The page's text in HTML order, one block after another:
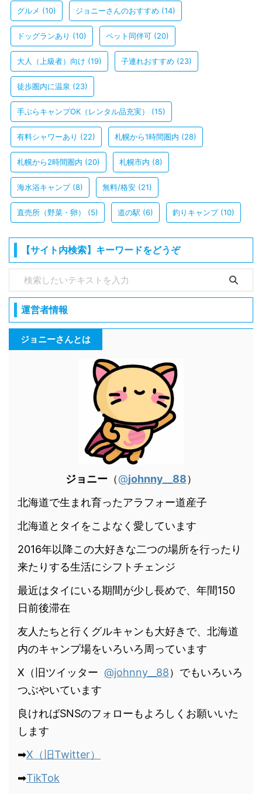
グルメ (10) ジョニーさんのおすすめ (14)
ドッグランあり (10) ペット同伴可 (20)
大人（上級者）向け (19) 子連れおすすめ (23)
徒歩圏内に温泉 (23)
手ぶらキャンプOK（レンタル品充実） (15)
有料シャワーあり (22) 札幌から1時間圏内 (28)
札幌から2時間圏内 (20) 札幌市内 (8)
海水浴キャンプ(8) 無料/格安 (21)
直売所（野菜・卵） (5) 道の駅 (6) 釣りキャンプ(10)
【サイト内検索】キーワードをどうぞ
運営者情報
ジョニーさんとは
ジョニー（@johnny__88）
北海道で生まれ育ったアラフォー道産子
北海道とタイをこよなく愛しています
2016年以降この大好きな二つの場所を行ったり
来たりする生活にシフトチェンジ
最近はタイにいる期間が少し長めで、年間150
日前後滞在
友人たちと行くグルキャンも大好きで、北海道
内のキャンプ場をいろいろ周っています
X（旧ツイッター @johnny__88）でもいろいろ
つぶやいています
良ければSNSのフォローもよろしくお願いいた
します
➡X（旧Twitter）
➡TikTok